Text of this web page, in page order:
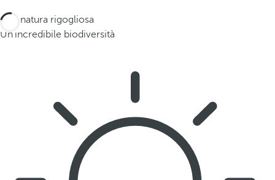
Una natura rigogliosa
Un'incredibile biodiversità